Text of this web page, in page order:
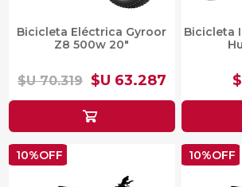
Bicicleta Eléctrica Gyroor
Z8 500w 20"
$U 70.319 $U 63.287
Bicicleta
10%OFF 10%OFF